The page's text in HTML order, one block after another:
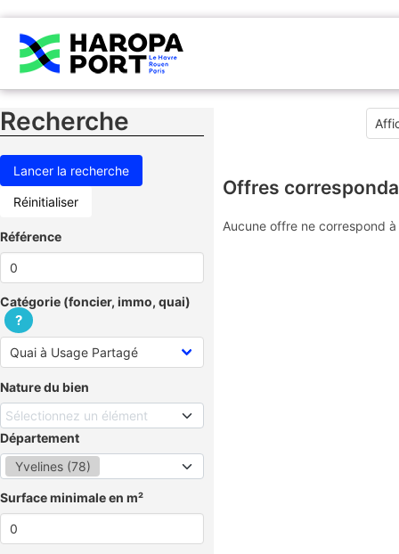
Recherche
Réinitialiser
Référence
Catégorie (foncier, immo, quai)
?
Nature du bien
Sélectionnez un élément
Département
Yvelines (78)
Surface minimale en m²
Offres
Aucune offre ne correspond